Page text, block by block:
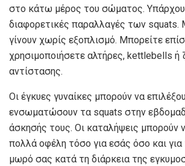
στο κάτω μέρος του σώματος.
διαφορετικές παραλλαγές των squats.
γίνουν χωρίς εξοπλισμό. Μπορείτε
χρησιμοποιήσετε αλτήρες, kettlebells ή
αντίστασης.
Οι έγκυες γυναίκες μπορούν να
ενσωματώσουν τα squats στην
άσκησής τους. Οι καταλήψεις μπορούν
πολλά οφέλη τόσο για εσάς όσο και για
μωρό σας κατά τη διάρκεια της